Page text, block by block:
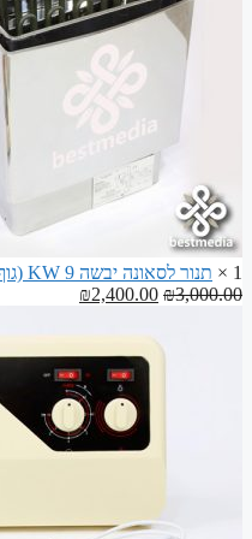
לסאונה
1 ×
תנור לסאונה יבשה 9 KW (גוף נירוסטה)
₪3,000.00
המחיר
היה:
₪3,000.00.
₪2,400.00
הוא:
₪2,400.00.